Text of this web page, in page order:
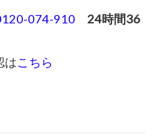
074-910
24時間36
はこちら